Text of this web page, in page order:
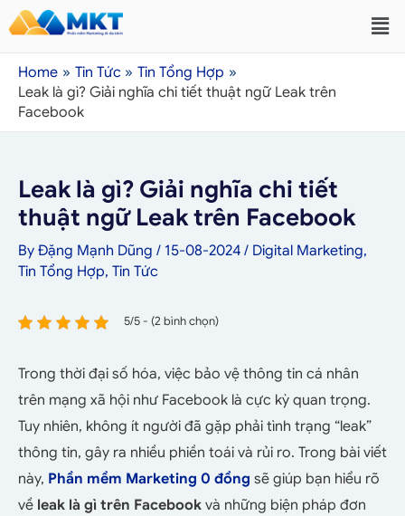
Home Tin Tức
Tin Tổng Hợp
Leak là gì? Giải nghĩa chi tiết thuật ngữ Leak trên
Facebook
Leak là gì? Giải nghĩa chi tiết
thuật ngữ Leak trên Facebook
By Đặng Mạnh Dũng / 15-08-2024 / Digital Marketing,
Tin Tổng Hợp, Tin Tức
5/5 - (2 bình chọn)
Trong thời đại số hóa, việc bảo vệ thông tin cá nhân
trên mạng xã hội như Facebook là cực kỳ quan trọng.
Tuy nhiên, không ít người đã gặp phải tình trạng “leak”
thông tin, gây ra nhiều phiền toái và rủi ro. Trong bài viết
này, Phần mềm Marketing 0 đồng sẽ giúp bạn hiểu rõ
về leak là gì trên Facebook và những biện pháp đơn